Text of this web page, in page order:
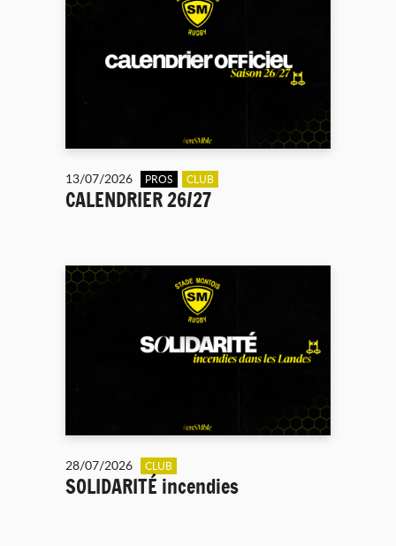
13/07/2026 PROS CLUB
CALENDRIER 26/27
28/07/2026 CLUB
SOLIDARITÉ incendies